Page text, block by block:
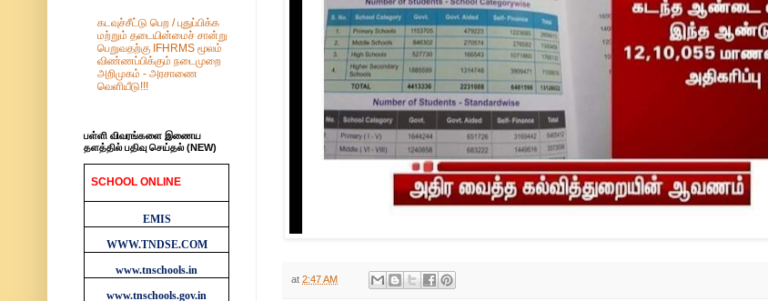
at 2:47 AM
கடவுச்சீட்டு பெற / புதுப்பிக்க
மற்றும் தடையின்மைச் சான்று
பெறுவதற்கு IFHRMS மூலம்
விண்ணப்பிக்கும் நடைமுறை
அறிமுகம் - அரசாணை
வெளியீடு!!!
பள்ளி விவரங்களை இணைய
தளத்தில் பதிவு செய்தல் (NEW)
SCHOOL ONLINE
EMIS
WWW.TNDSE.COM
www.tnschools.in
www.tnschools.gov.in